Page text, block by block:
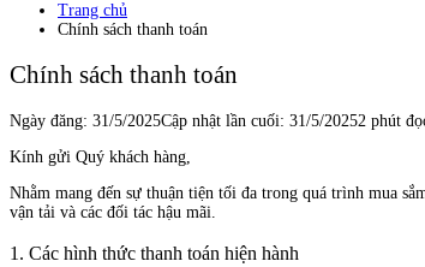
Trang chủ
Chính sách thanh toán
Chính sách thanh toán
Ngày đăng: 31/5/2025Cập nhật lần cuối: 31/5/20252 phút
Kính gửi Quý khách hàng,
Nhằm mang đến sự thuận tiện tối đa trong quá trình mua
vận tải và các đối tác hậu mãi.
1. Các hình thức thanh toán hiện hành